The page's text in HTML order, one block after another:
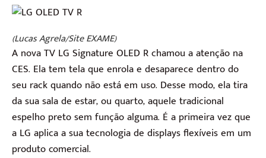
(Lucas Agrela/Site EXAME)
A nova TV LG Signature OLED R chamou a atenção na
CES. Ela tem tela que enrola e desaparece dentro do
seu rack quando não está em uso. Desse modo, ela tira
da sua sala de estar, ou quarto, aquele tradicional
espelho preto sem função alguma. É a primeira vez que
a LG aplica a sua tecnologia de displays flexíveis em um
produto comercial.